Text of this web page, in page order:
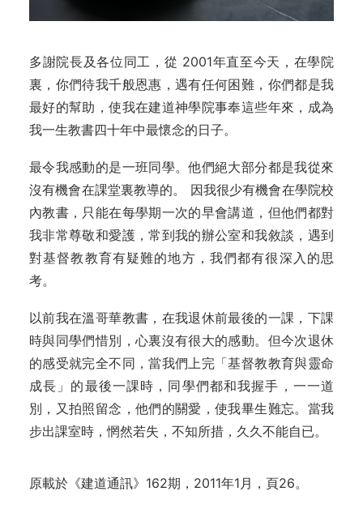
多謝院長及各位同工，從 2001年直至今天，在學院
裏，你們待我千般恩惠，遇有任何困難，你們都是我
最好的幫助，使我在建道神學院事奉這些年來，成為
我一生教書四十年中最懷念的日子。
最令我感動的是一班同學。他們絕大部分都是我從來
沒有機會在課堂裏教導的。 因我很少有機會在學院校
內教書，只能在每學期一次的早會講道，但他們都對
我非常尊敬和愛護，常到我的辦公室和我敘談，遇到
對基督教教育有疑難的地方，我們都有很深入的思
考。
以前我在溫哥華教書，在我退休前最後的一課，下課
時與同學們惜別，心裏沒有很大的感動。但今次退休
的感受就完全不同，當我們上完「基督教教育與靈命
成長」的最後一課時，同學們都和我握手，一一道
別，又拍照留念，他們的關愛，使我畢生難忘。當我
步出課室時，惘然若失，不知所措，久久不能自已。
原載於《建道通訊》162期，2011年1月，頁26。